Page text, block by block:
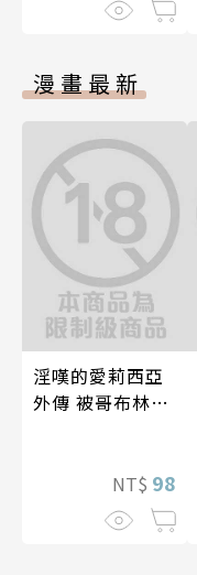
漫畫最新
淫嘆的愛莉西亞
外傳 被哥布林帝
NT$ 98